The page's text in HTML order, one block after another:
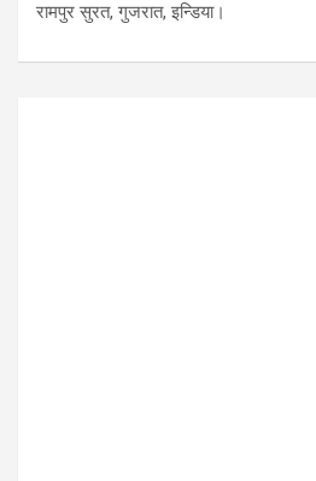
रामपुर सुरत, गुजरात, इन्डिया।